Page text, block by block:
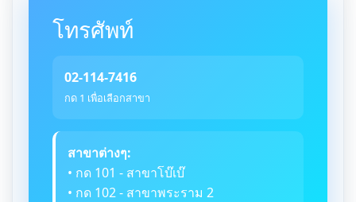
โทรศัพท์
02-114-7416
กด 1 เพื่อเลือกสาขา
สาขาต่างๆ:
• กด 101 - สาขาโบ๊เบ๊
• กด 102 - สาขาพระราม 2